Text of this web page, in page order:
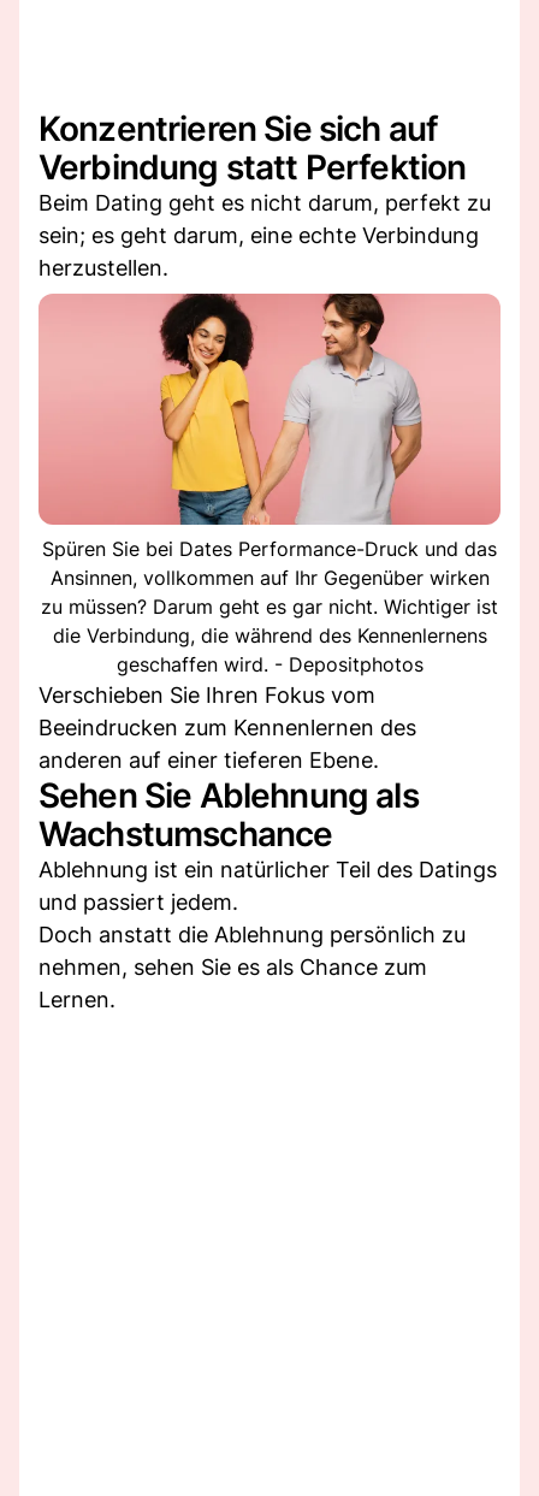
Konzentrieren Sie sich auf
Verbindung statt Perfektion
Beim Dating geht es nicht darum, perfekt zu
sein; es geht darum, eine echte Verbindung
herzustellen.
Spüren Sie bei Dates Performance-Druck und das
Ansinnen, vollkommen auf Ihr Gegenüber wirken
zu müssen? Darum geht es gar nicht. Wichtiger ist
die Verbindung, die während des Kennenlernens
geschaffen wird. - Depositphotos
Verschieben Sie Ihren Fokus vom
Beeindrucken zum Kennenlernen des
anderen auf einer tieferen Ebene.
Sehen Sie Ablehnung als
Wachstumschance
Ablehnung ist ein natürlicher Teil des Datings
und passiert jedem.
Doch anstatt die Ablehnung persönlich zu
nehmen, sehen Sie es als Chance zum
Lernen.